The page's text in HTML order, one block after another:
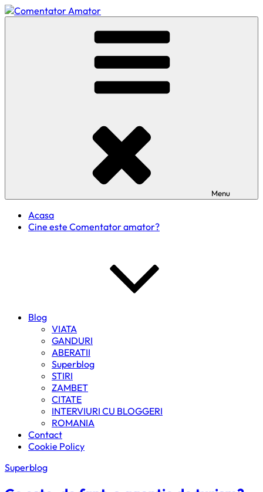
Skip
to
Menu
Acasa
Cine este Comentator amator?
Blog
VIATA
GANDURI
ABERATII
Superblog
STIRI
ZAMBET
CITATE
INTERVIURI CU BLOGGERI
ROMANIA
Contact
Cookie Policy
Superblog